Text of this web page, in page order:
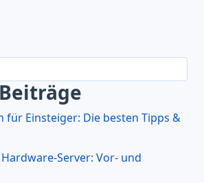
für Einsteiger: Die besten Tipps &
Hardware-Server: Vor- und